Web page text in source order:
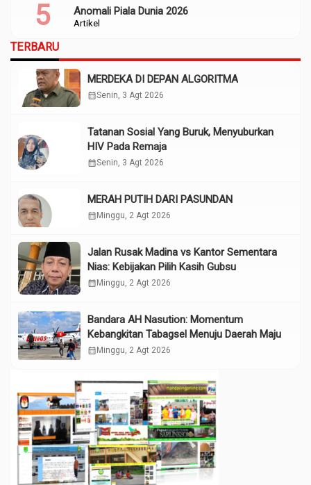
Artikel
Anomali Piala Dunia 2026
TERBARU
MERDEKA DI DEPAN ALGORITMA
calendar_monthSenin, 3 Agt 2026
Tatanan Sosial Yang Buruk, Menyuburkan
HIV Pada Remaja
calendar_monthSenin, 3 Agt 2026
MERAH PUTIH DARI PASUNDAN
calendar_month Minggu, 2 Agt 2026
Jalan Rusak Madina vs Kantor Sementara
Nias: Kebijakan Pilih Kasih Gubsu
calendar_month Minggu, 2 Agt 2026
Bandara AH Nasution: Momentum
Kebangkitan Tabagsel Menuju Daerah Maju
calendar_month Minggu, 2 Agt 2026